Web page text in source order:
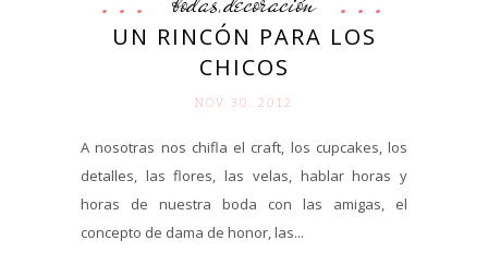
,
UN RINCÓN PARA LOS
CHICOS
NOV 30. 2012
A nosotras nos chifla el craft, los cupcakes, los
detalles, las flores, las velas, hablar horas y
horas de nuestra boda con las amigas, el
concepto de dama de honor, las...